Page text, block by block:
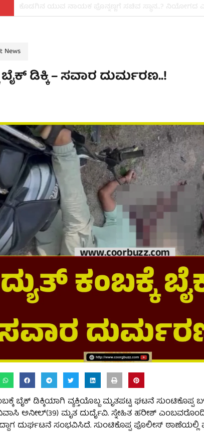
News
ಬೈಕ್‌ ಡಿಕ್ಕಿ – ಸವಾರ ದುರ್ಮರಣ..!
ಬೈಕ್‌ ಡಿಕ್ಕಿಯಾಗಿ ವ್ಯಕ್ತಿಯೊಬ್ಬ ಮೃತಪಟ್ಟ ಘಟನೆ
ಅನೀಲ್(39)‌ ಮೃತ ದುರ್ದೈವಿ. ಸ್ನೇಹಿತ ಹರೀಶ್‌
ದುರ್ಘಟನೆ ಸಂಭವಿಸಿದೆ. ಸುಂಟಿಕೊಪ್ಪ ಪೊಲೀಸ್‌